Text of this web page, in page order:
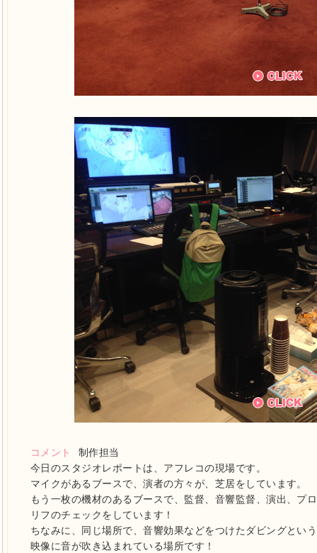
コメント
制作担当
今日のスタジオレポートは、アフレコの現場です。
マイクがあるブースで、演者の方々が、芝居をしています。
もう一枚の機材のあるブースで、監督、音響監督、演出、プ
リフのチェックをしています！
ちなみに、同じ場所で、音響効果などをつけたダビングとい
映像に音が吹き込まれている場所です！